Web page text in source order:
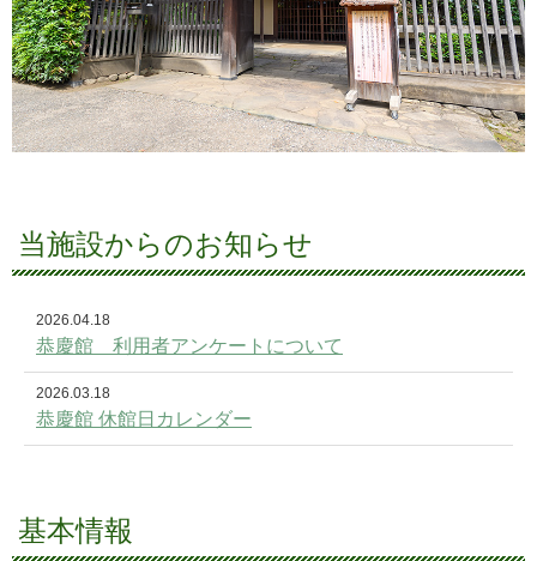
当施設からのお知らせ
2026.04.18
恭慶館 利用者アンケートについて
2026.03.18
恭慶館 休館日カレンダー
基本情報